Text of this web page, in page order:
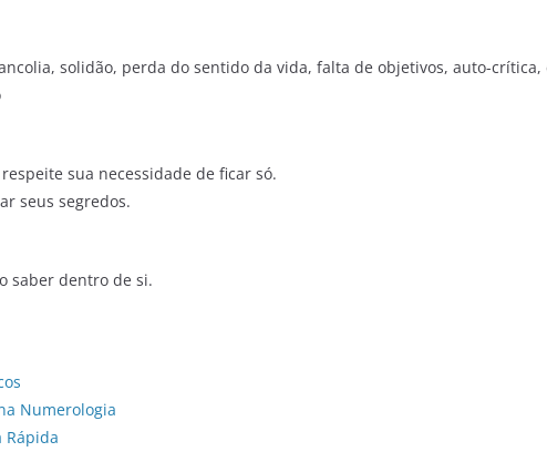
solidão, perda do sentido da vida, falta de objetivos, auto-crítica,
sua necessidade de ficar só.
seus segredos.
saber dentro de si.
Numerologia
Rápida